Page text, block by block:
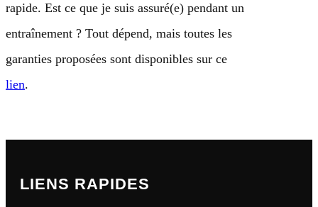
rapide. Est ce que je suis assuré(e) pendant un
entraînement ? Tout dépend, mais toutes les
garanties proposées sont disponibles sur ce
lien.
LIENS RAPIDES